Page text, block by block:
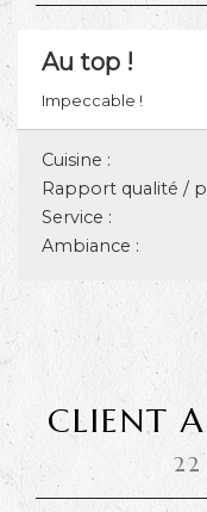
Au top !
Impeccable !
Cuisine :
Rapport qualité /
Service :
Ambiance :
CLIENT A
22